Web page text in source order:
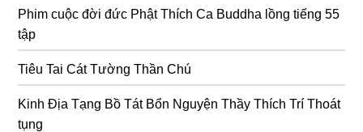
Phim cuộc đời đức Phật Thích Ca Buddha lồng tiếng 55
tập
Tiêu Tai Cát Tường Thần Chú
Kinh Địa Tạng Bồ Tát Bổn Nguyện Thầy Thích Trí Thoát
tụng